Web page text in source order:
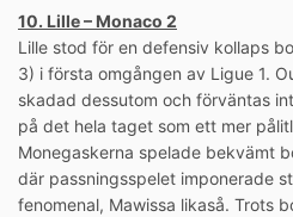
10. Lille – Monaco 2
Lille stod för en defensiv kollaps
3) i första omgången av Ligue 1.
skadad dessutom och förväntas
på det hela taget som ett mer
Monegaskerna spelade bekvämt
där passningsspelet imponerade
fenomenal, Mawissa likaså. Trots